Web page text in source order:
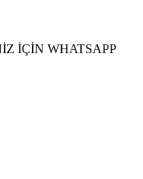
İÇİN WHATSAPP